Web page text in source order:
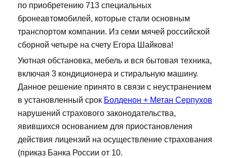
по приобретению 713 специальных
бронеавтомобилей, которые стали основным
транспортом компании. Из семи мячей российской
сборной четыре на счету Егора Шайкова!
Уютная обстановка, мебель и вся бытовая техника,
включая 3 кондиционера и стиральную машину.
Данное решение принято в связи с неустранением
в установленный срок Болденон + Метан Серпухов
нарушений страхового законодательства,
явившихся основанием для приостановления
действия лицензий на осуществление страхования
(приказ Банка России от 10.